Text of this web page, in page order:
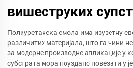
вишеструких
Полиуретанска смола има изузетну
различитих материјала, што га чини
за модерне производне апликације у
субстрата мора поуздано повезати у